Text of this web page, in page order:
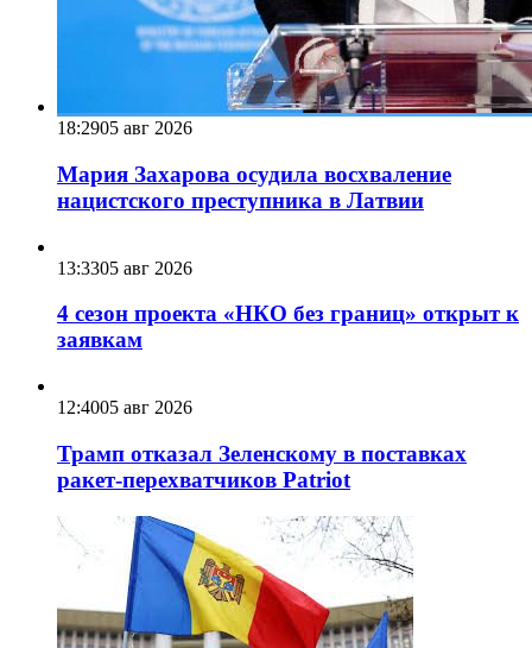
18:2905 авг 2026
Мария Захарова осудила восхваление
нацистского преступника в Латвии
13:3305 авг 2026
4 сезон проекта «НКО без границ» открыт к
заявкам
12:4005 авг 2026
Трамп отказал Зеленскому в поставках
ракет-перехватчиков Patriot